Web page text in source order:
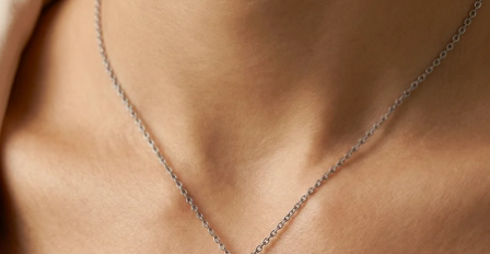
4,8 (basierend auf +15.000 Bewertungen)
Unsere Geschenke begeistern. Kunden bewerten uns mit
4,8 bei Google Reviews (Gesamtergebnis aller Länder, in
die wir versenden).